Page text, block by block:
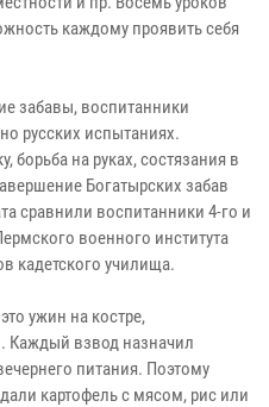
каждому проявить себя
забавы, воспитанники
русских испытаниях.
борьба на руках, состязания в
Богатырских забав
сравнили воспитанники 4-го и
военного института
кадетского училища.
ужин на костре,
Каждый взвод назначил
питания. Поэтому
картофель с мясом, рис или